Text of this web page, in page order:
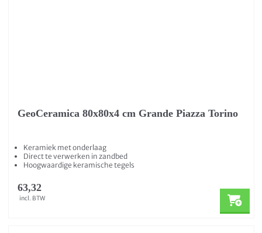
GeoCeramica 80x80x4 cm Grande Piazza Torino
Keramiek met onderlaag
Direct te verwerken in zandbed
Hoogwaardige keramische tegels
63,32
incl. BTW